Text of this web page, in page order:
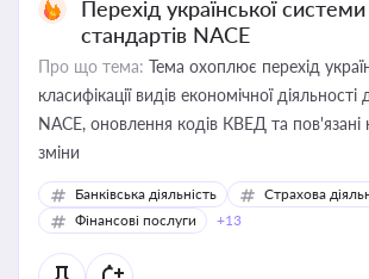
Перехід української
стандартів NACE
Про що тема: Тема охоплює перехід
класифікації видів економічної
NACE, оновлення кодів КВЕД та пов'язані
зміни
Банківська діяльність
Страхова
Фінансові послуги
+13